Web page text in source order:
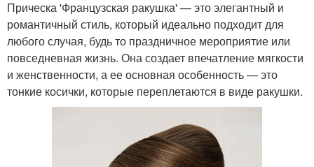
Прическа 'Французская ракушка' — это элегантный и
романтичный стиль, который идеально подходит для
любого случая, будь то праздничное мероприятие или
повседневная жизнь. Она создает впечатление мягкости
и женственности, а ее основная особенность — это
тонкие косички, которые переплетаются в виде ракушки.